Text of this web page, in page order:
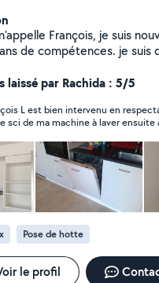
François, je suis
de compétences. je suis
des cuisines. Je suis a
toues demandes.
laissé par Rachida : 5/5
L est bien intervenu en
sci de ma machine à laver ensuite
Pose de hotte
le profil